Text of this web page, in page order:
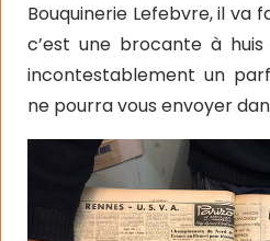
Bouquinerie Lefebvre, il va
c’est une brocante à
incontestablement un
ne pourra vous envoyer